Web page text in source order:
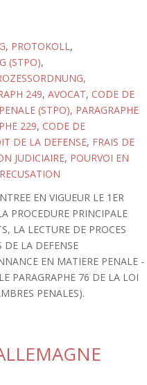
, PROTOKOLL,
(STPO),
249, AVOCAT, CODE DE
(STPO), PARAGRAPHE
229, CODE DE
DE LA DEFENSE, FRAIS DE
JUDICIAIRE, POURVOI EN
RECUSATION
EN VIGUEUR LE 1ER
PROCEDURE PRINCIPALE
LA LECTURE DE PROCES
DE LA DEFENSE
EN MATIERE PENALE -
PARAGRAPHE 76 DE LA LOI
PENALES).